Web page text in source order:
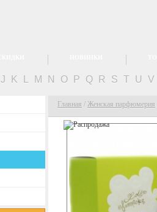
J K M N O P Q R S T U V
Главная / Женская парфюмерия